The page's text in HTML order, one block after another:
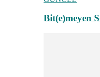
Bit(e)meyen